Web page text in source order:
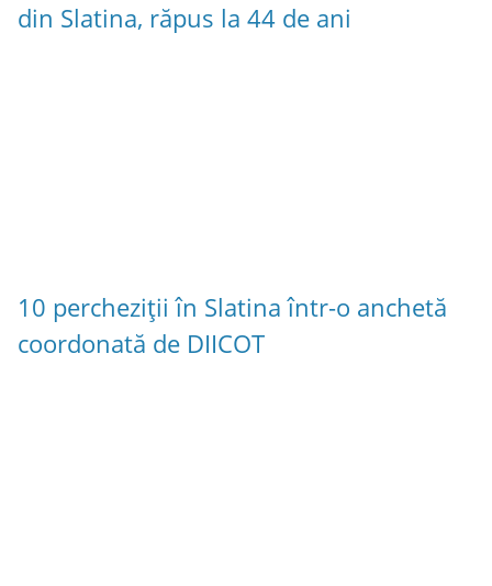
din Slatina, răpus la 44 de ani
10 percheziții în Slatina într-o anchetă
coordonată de DIICOT